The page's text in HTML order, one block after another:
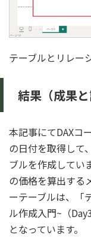
テーブルとリレー
結果（成果と
本記事にてDAXコ
の日付を取得して
ブルを作成してい
の価格を算出する
ーテーブルは、「
ル作成入門~（
となっています。